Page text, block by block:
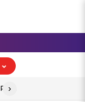
Perang As-Iran
›